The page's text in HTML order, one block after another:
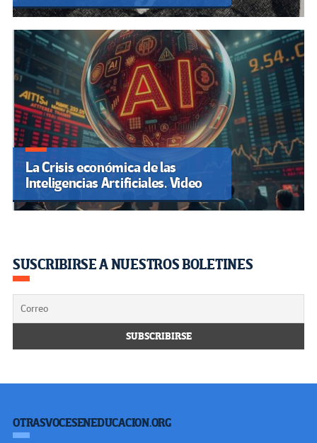
La Crisis económica de las
Inteligencias Artificiales. Video
SUSCRIBIRSE A NUESTROS BOLETINES
OTRASVOCESENEDUCACION.ORG